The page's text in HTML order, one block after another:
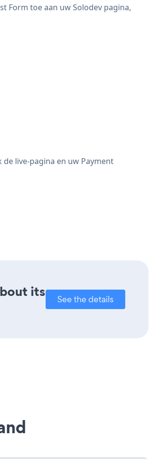
Form toe aan uw Solodev pagina,
live-pagina en uw Payment
its
See the details